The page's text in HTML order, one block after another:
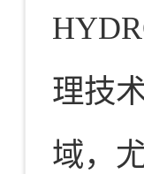
理技
域，